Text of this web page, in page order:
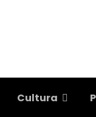
Cultura